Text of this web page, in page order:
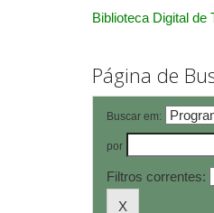
Biblioteca Digital de
Página de
Buscar em:
por
Filtros correntes: